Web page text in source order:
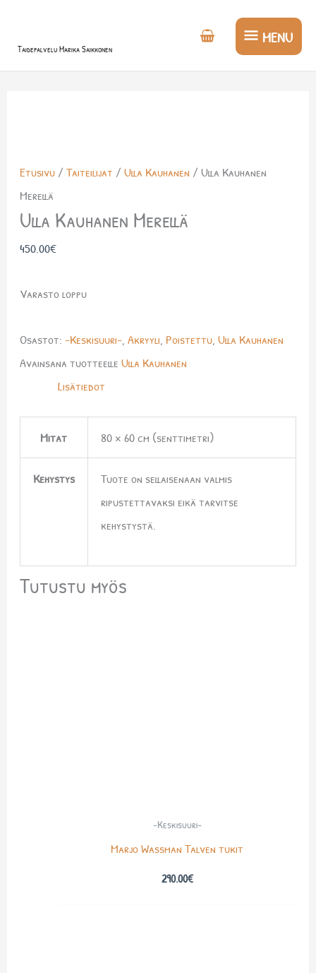
Taidepalvelu Marika Saikkonen
MENU
MENU
Etusivu/ Taiteilijat / Ulla Kauhanen / Ulla Kauhanen
Merellä
Ulla Kauhanen Merellä
450.00€
Varasto loppu
Osastot: -Keskisuuri-, Akryyli, Poistettu, Ulla Kauhanen
Avainsana tuotteelle Ulla Kauhanen
Lisätiedot
Mitat 80 × 60 cm (senttimetri)
Kehystys
Tuote on sellaisenaan valmis
ripustettavaksi eikä tarvitse
kehystystä.
Tutustu myös
-Keskisuuri-
Marjo Wassman Talven tukit
290.00€